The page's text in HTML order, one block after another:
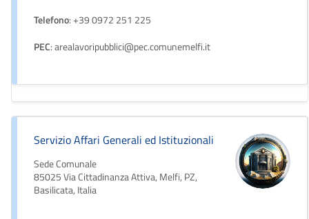
Telefono: +39 0972 251 225
PEC: arealavoripubblici@pec.comunemelfi.it
Servizio Affari Generali ed Istituzionali
Sede Comunale
85025 Via Cittadinanza Attiva, Melfi, PZ,
Basilicata, Italia